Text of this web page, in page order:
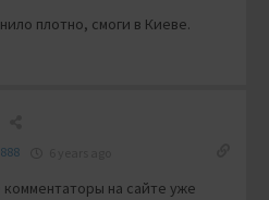
плотно, смоги в Киеве.
на сайте уже